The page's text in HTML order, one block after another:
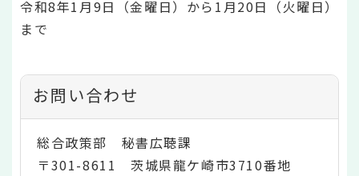
令和8年1月9日（金曜日）から1月20日（火曜日）
まで
お問い合わせ
総合政策部 秘書広聴課
〒301-8611 茨城県龍ケ崎市3710番地